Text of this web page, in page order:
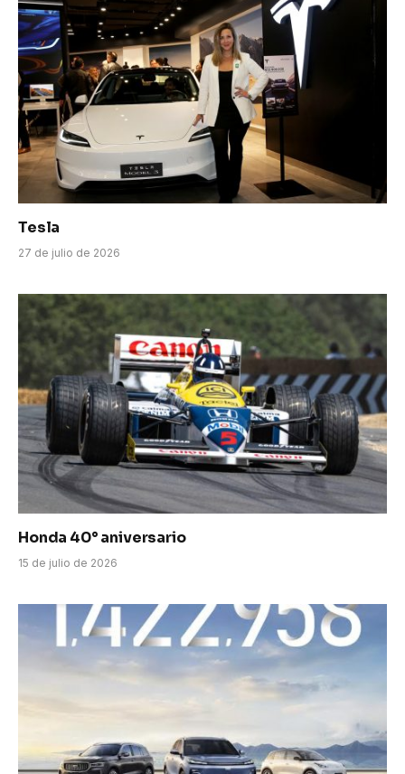
Tesla
27 de julio de 2026
Honda 40° aniversario
15 de julio de 2026